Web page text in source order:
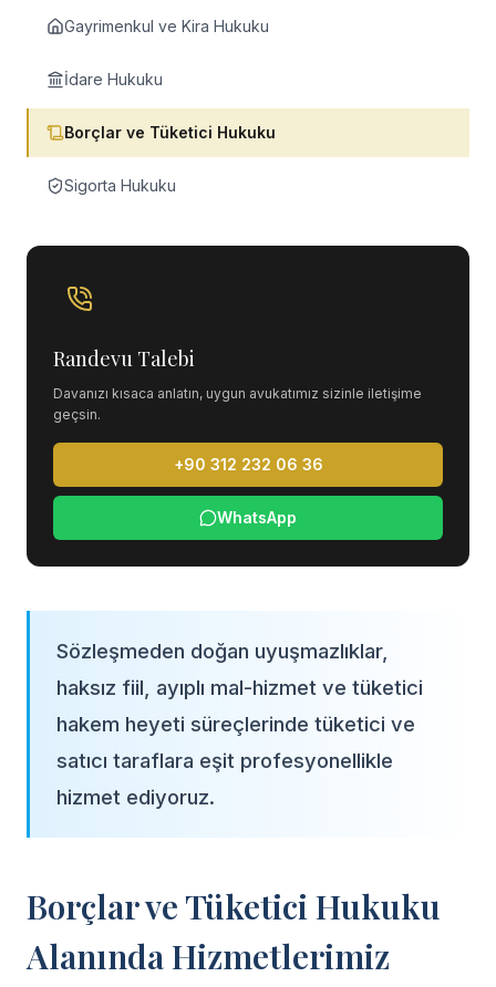
Gayrimenkul ve Kira Hukuku
İdare Hukuku
Borçlar ve Tüketici Hukuku
Sigorta Hukuku
Randevu Talebi
Davanızı kısaca anlatın, uygun avukatımız sizinle iletişime
geçsin.
+90 312 232 06 36
WhatsApp
Sözleşmeden doğan uyuşmazlıklar,
haksız fiil, ayıplı mal-hizmet ve tüketici
hakem heyeti süreçlerinde tüketici ve
satıcı taraflara eşit profesyonellikle
hizmet ediyoruz.
Borçlar ve Tüketici Hukuku
Alanında Hizmetlerimiz